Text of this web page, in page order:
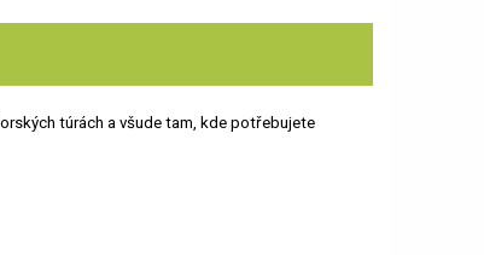
túrách a všude tam, kde potřebujete